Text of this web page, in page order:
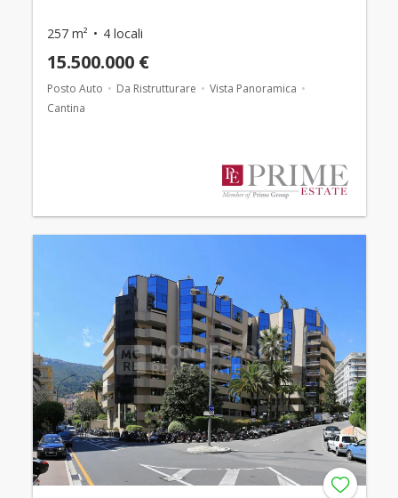
257 m² 4 locali
15.500.000 €
Posto Auto Da Ristrutturare
Vista Panoramica
Cantina